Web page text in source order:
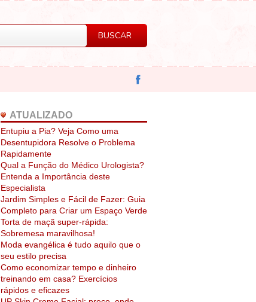
ATUALIZADO
Entupiu a Pia? Veja Como uma
Desentupidora Resolve o Problema
Rapidamente
Qual a Função do Médico Urologista?
Entenda a Importância deste
Especialista
Jardim Simples e Fácil de Fazer: Guia
Completo para Criar um Espaço Verde
Torta de maçã super-rápida:
Sobremesa maravilhosa!
Moda evangélica é tudo aquilo que o
seu estilo precisa
Como economizar tempo e dinheiro
treinando em casa? Exercícios
rápidos e eficazes